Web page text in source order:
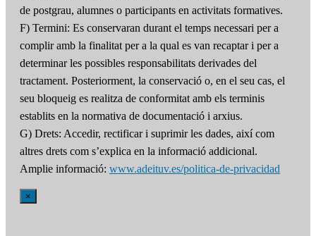
de postgrau, alumnes o participants en activitats formatives.
F) Termini: Es conservaran durant el temps necessari per a
complir amb la finalitat per a la qual es van recaptar i per a
determinar les possibles responsabilitats derivades del
tractament. Posteriorment, la conservació o, en el seu cas, el
seu bloqueig es realitza de conformitat amb els terminis
establits en la normativa de documentació i arxius.
G) Drets: Accedir, rectificar i suprimir les dades, així com
altres drets com s’explica en la informació addicional.
Amplie informació: www.adeituv.es/politica-de-privacidad
×